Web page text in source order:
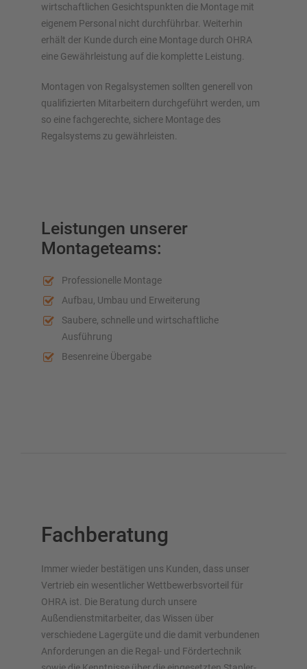
wirtschaftlichen Gesichtspunkten die Montage mit
eigenem Personal nicht durchführbar. Weiterhin
erhält der Kunde durch eine Montage durch OHRA
eine Gewährleistung auf die komplette Leistung.
Montagen von Regalsystemen sollten generell von
qualifizierten Mitarbeitern durchgeführt werden, um
so eine fachgerechte, sichere Montage des
Regalsystems zu gewährleisten.
Leistungen unserer
Montageteams:
Professionelle Montage
Aufbau, Umbau und Erweiterung
Saubere, schnelle und wirtschaftliche
Ausführung
Besenreine Übergabe
Fachberatung
Immer wieder bestätigen uns Kunden, dass unser
Vertrieb ein wesentlicher Wettbewerbsvorteil für
OHRA ist. Die Beratung durch unsere
Außendienstmitarbeiter, das Wissen über
verschiedene Lagergüte und die damit verbundenen
Anforderungen an die Regal- und Fördertechnik